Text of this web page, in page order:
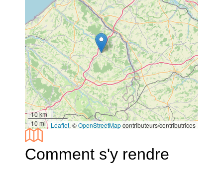
10 km
10 mi
Leaflet, ©OpenStreetMapcontributeurs/contributrices
Comment s'y rendre